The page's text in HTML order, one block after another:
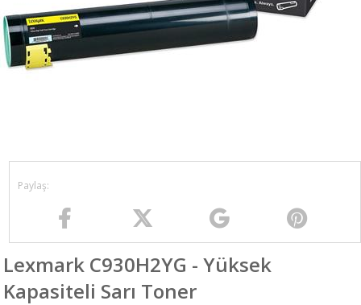
Lexmark C930H2YG - Yüksek
Kapasiteli Sarı Toner